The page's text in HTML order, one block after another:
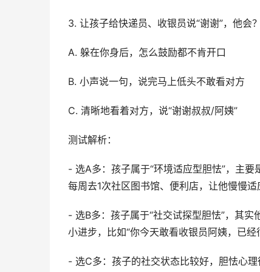
3. 让孩子给快递员、收银员说“谢谢”，他会？
A. 躲在你身后，怎么鼓励都不肯开口
B. 小声说一句，说完马上低头不敢看对方
C. 清晰地看着对方，说“谢谢叔叔/阿姨”
测试解析：
- 选A多：孩子属于“环境适应型胆怯”，主
每周去1次社区图书馆、便利店，让他慢慢适
- 选B多：孩子属于“社交试探型胆怯”，其
小进步，比如“你今天敢看收银员阿姨，已经
- 选C多：孩子的社交状态比较好，胆怯心